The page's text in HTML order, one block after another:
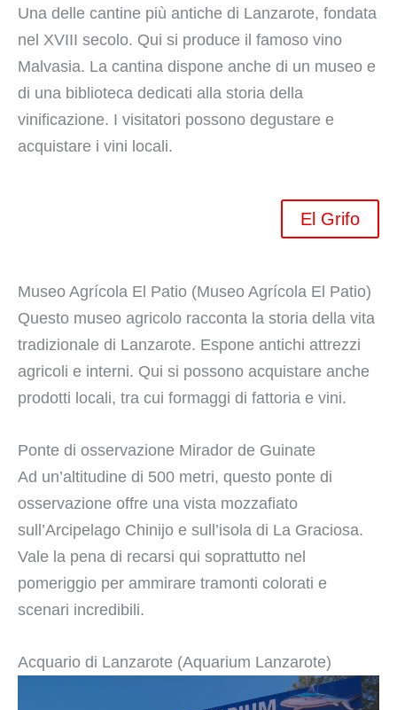
Una delle cantine più antiche di Lanzarote, fondata
nel XVIII secolo. Qui si produce il famoso vino
Malvasia. La cantina dispone anche di un museo e
di una biblioteca dedicati alla storia della
vinificazione. I visitatori possono degustare e
acquistare i vini locali.
El Grifo
Museo Agrícola El Patio (Museo Agrícola El Patio)
Questo museo agricolo racconta la storia della vita
tradizionale di Lanzarote. Espone antichi attrezzi
agricoli e interni. Qui si possono acquistare anche
prodotti locali, tra cui formaggi di fattoria e vini.
Ponte di osservazione Mirador de Guinate
Ad un’altitudine di 500 metri, questo ponte di
osservazione offre una vista mozzafiato
sull’Arcipelago Chinijo e sull’isola di La Graciosa.
Vale la pena di recarsi qui soprattutto nel
pomeriggio per ammirare tramonti colorati e
scenari incredibili.
Acquario di Lanzarote (Aquarium Lanzarote)